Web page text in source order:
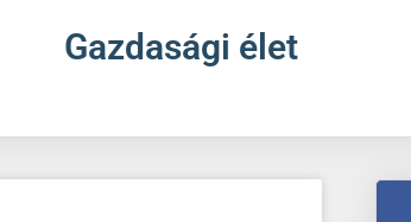
Gazdasági élet